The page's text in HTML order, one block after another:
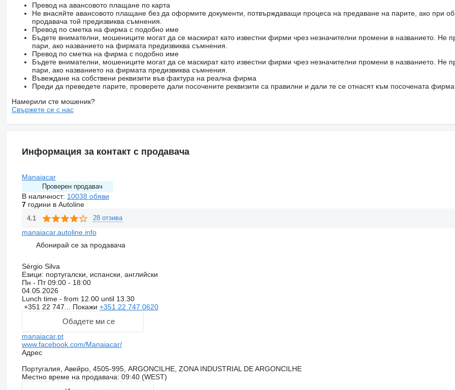
Превод на авансовото плащане по карта
Не внасяйте авансовото плащане без да оформите документи, потвърждаващи процеса на предаване на парите, ако при
продавача той предизвиква съмнения.
Превод по сметка на фирма с подобно име
Бъдете внимателни, мошениците могат да се маскират като известни фирми чрез незначителни промени в названието. Не
пари, ако названието на фирмата предизвиква съмнения.
Превод по сметка на фирма с подобно име
Бъдете внимателни, мошениците могат да се маскират като известни фирми чрез незначителни промени в названието. Не
пари, ако названието на фирмата предизвиква съмнения.
Въвеждане на собствени реквизити във фактура на реална фирма
Преди да преведете парите, проверете дали посочените реквизити са правилни и дали те се отнасят към посочената
Намерили сте мошеник?
Свържете се с нас
Информация за контакт с продавача
Manaiacar
Проверен продавач
В наличност: 10038 обяви
7години в Autoline
4.1 28 отзива
manaiacar.autoline.info
Абонирай се за продавача
Sérgio Silva
Езици: португалски, испански, английски
Пн - Пт09:00 - 18:00
04.05.2026
Lunch time - from 12.00 until 13.30
+351 22 747... Покажи +351 22 747 0620
Обадете ми се
manaiacar.pt
www.facebook.com/Manaiacar/
Адрес
Португалия, Авейро, 4505-995, ARGONCILHE, ZONA INDUSTRIAL DE ARGONCILHE
Местно време на продавача: 09:40 (WEST)